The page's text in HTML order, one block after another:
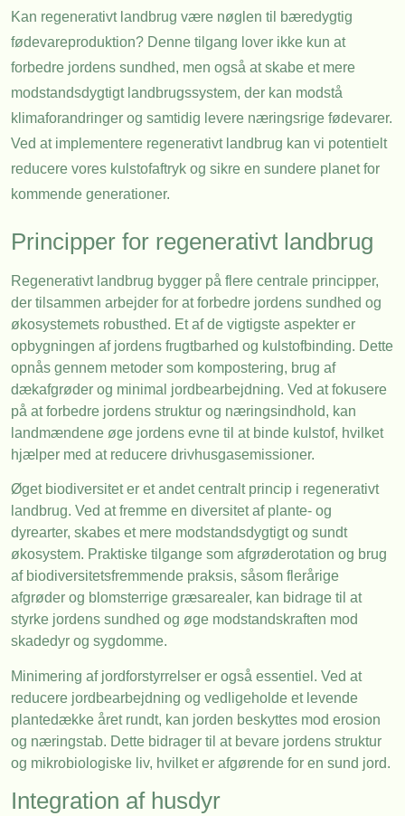
Kan regenerativt landbrug være nøglen til bæredygtig
fødevareproduktion? Denne tilgang lover ikke kun at
forbedre jordens sundhed, men også at skabe et mere
modstandsdygtigt landbrugssystem, der kan modstå
klimaforandringer og samtidig levere næringsrige fødevarer.
Ved at implementere regenerativt landbrug kan vi potentielt
reducere vores kulstofaftryk og sikre en sundere planet for
kommende generationer.
Principper for regenerativt landbrug
Regenerativt landbrug bygger på flere centrale principper,
der tilsammen arbejder for at forbedre jordens sundhed og
økosystemets robusthed. Et af de vigtigste aspekter er
opbygningen af jordens frugtbarhed og kulstofbinding. Dette
opnås gennem metoder som kompostering, brug af
dækafgrøder og minimal jordbearbejdning. Ved at fokusere
på at forbedre jordens struktur og næringsindhold, kan
landmændene øge jordens evne til at binde kulstof, hvilket
hjælper med at reducere drivhusgasemissioner.
Øget biodiversitet er et andet centralt princip i regenerativt
landbrug. Ved at fremme en diversitet af plante- og
dyrearter, skabes et mere modstandsdygtigt og sundt
økosystem. Praktiske tilgange som afgrøderotation og brug
af biodiversitetsfremmende praksis, såsom flerårige
afgrøder og blomsterrige græsarealer, kan bidrage til at
styrke jordens sundhed og øge modstandskraften mod
skadedyr og sygdomme.
Minimering af jordforstyrrelser er også essentiel. Ved at
reducere jordbearbejdning og vedligeholde et levende
plantedække året rundt, kan jorden beskyttes mod erosion
og næringstab. Dette bidrager til at bevare jordens struktur
og mikrobiologiske liv, hvilket er afgørende for en sund jord.
Integration af husdyr